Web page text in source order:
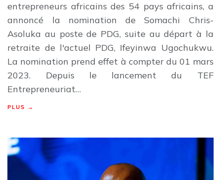
entrepreneurs africains des 54 pays africains, a
annoncé la nomination de Somachi Chris-
Asoluka au poste de PDG, suite au départ à la
retraite de l'actuel PDG, Ifeyinwa Ugochukwu.
La nomination prend effet à compter du 01 mars
2023. Depuis le lancement du TEF
Entrepreneuriat…
PLUS →